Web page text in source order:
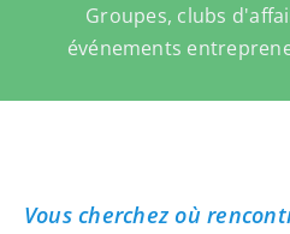
Groupes, clubs
événements
Vous cherchez où